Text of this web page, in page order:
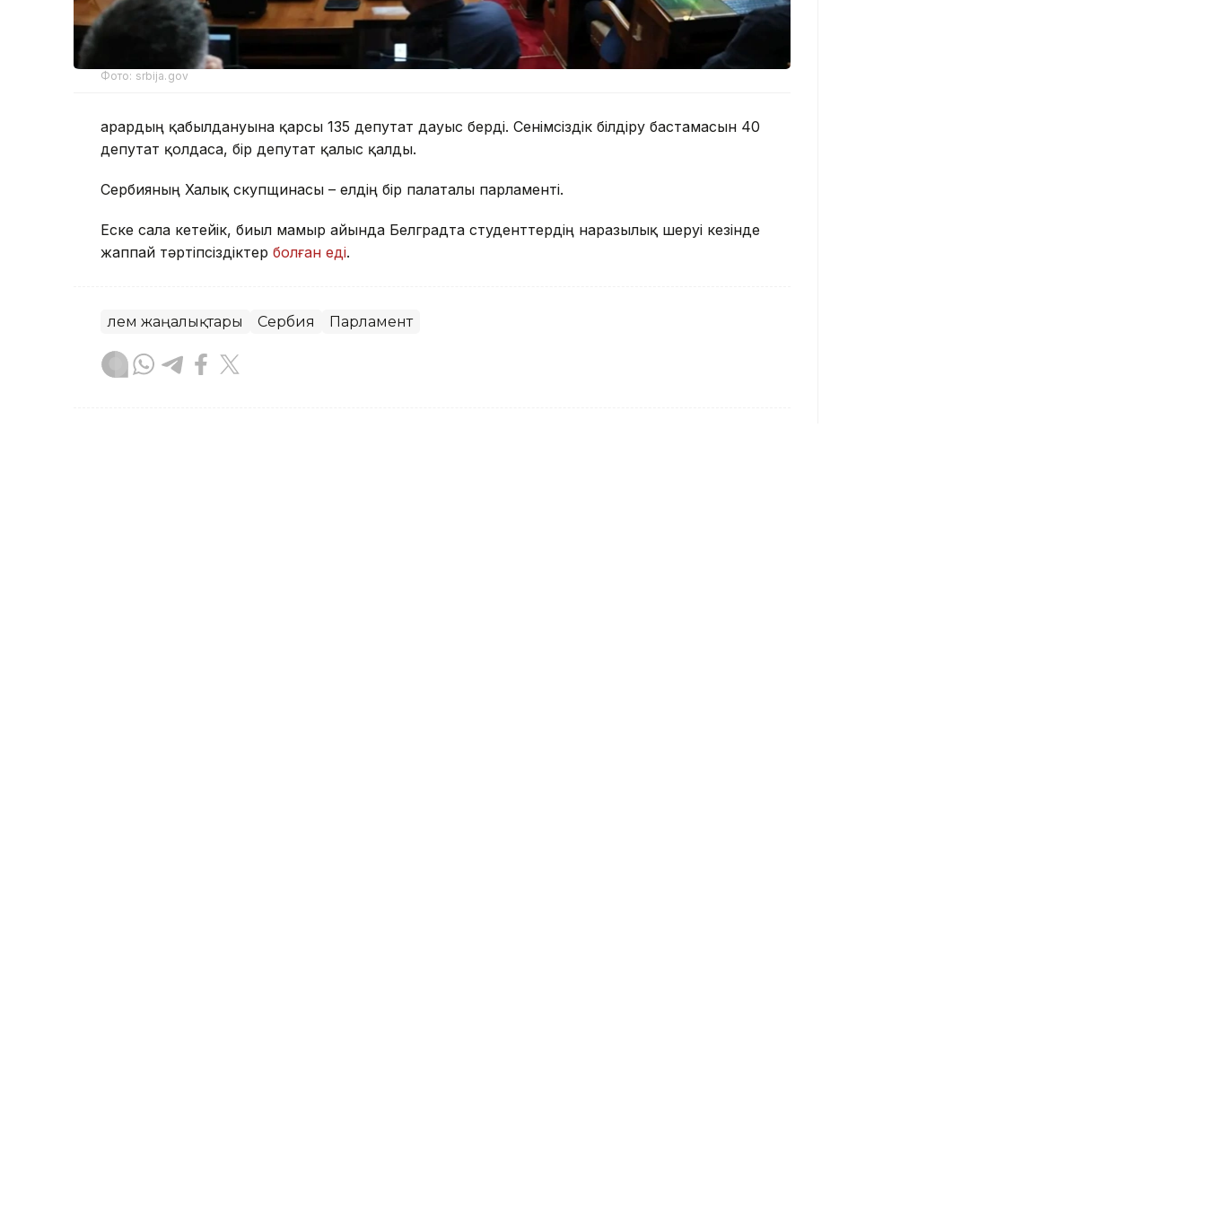
Фото: srbija.gov
Қарардың қабылдануына қарсы 135 депутат дауыс берді. Сенімсіздік білдіру бастамасын 40
депутат қолдаса, бір депутат қалыс қалды.
Сербияның Халық скупщинасы – елдің бір палаталы парламенті.
Еске сала кетейік, биыл мамыр айында Белградта студенттердің наразылық шеруі кезінде
жаппай тәртіпсіздіктер болған еді.
Әлем жаңалықтары Сербия Парламент